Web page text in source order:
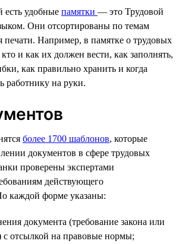
есть удобные памятки — это Трудовой
Они отсортированы по темам
печати. Например, в памятке о трудовых
и как их должен вести, как заполнять,
как правильно хранить и когда
работнику на руки.
более 1700 шаблонов, которые
документов в сфере трудовых
проверены экспертами
действующего
каждой форме указаны:
документа (требование закона или
с отсылкой на правовые нормы;